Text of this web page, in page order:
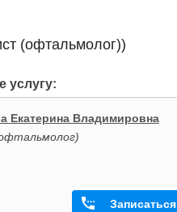
(офтальмолог))
услугу:
Екатерина Владимировна
Записаться